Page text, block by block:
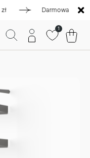
Darmowa dostawa
1